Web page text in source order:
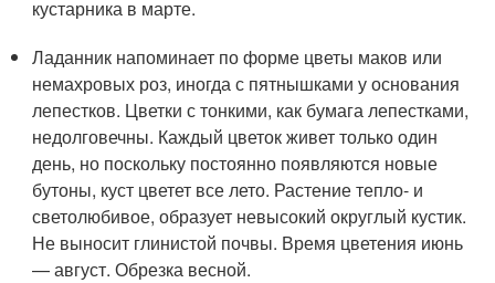
кустарника в марте.
Ладанник напоминает по форме цветы маков или
немахровых роз, иногда с пятнышками у основания
лепестков. Цветки с тонкими, как бумага лепестками,
недолговечны. Каждый цветок живет только один
день, но поскольку постоянно появляются новые
бутоны, куст цветет все лето. Растение тепло- и
светолюбивое, образует невысокий округлый кустик.
Не выносит глинистой почвы. Время цветения июнь
— август. Обрезка весной.